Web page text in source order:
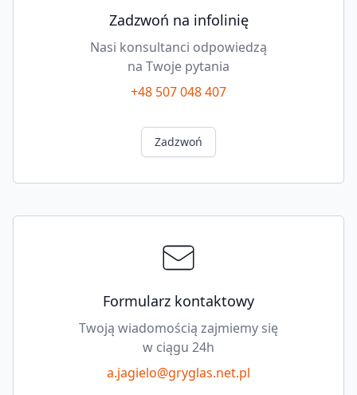
Zadzwoń na infolinię
Nasi konsultanci odpowiedzą
na Twoje pytania
+48 507 048 407
Zadzwoń
Formularz kontaktowy
Twoją wiadomością zajmiemy się
w ciągu 24h
a.jagielo@gryglas.net.pl